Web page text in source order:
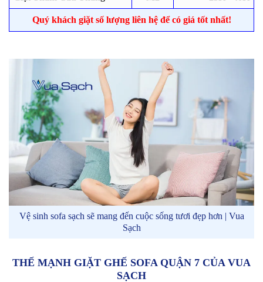
Quý khách giặt số lượng liên hệ để có giá tốt nhất!
Vệ sinh sofa sạch sẽ mang đến cuộc sống tươi đẹp hơn | Vua
Sạch
THẾ MẠNH GIẶT GHẾ SOFA QUẬN 7 CỦA VUA
SẠCH